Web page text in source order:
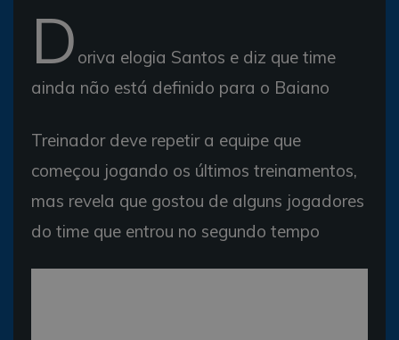
D oriva elogia Santos e diz que time
ainda não está definido para o Baiano
Treinador deve repetir a equipe que
começou jogando os últimos treinamentos,
mas revela que gostou de alguns jogadores
do time que entrou no segundo tempo